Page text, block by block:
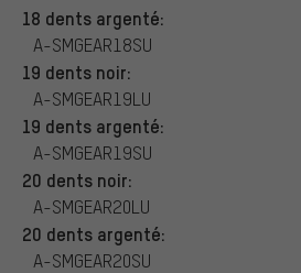
18 dents argenté:
A-SMGEAR18SU
19 dents noir:
A-SMGEAR19LU
19 dents argenté:
A-SMGEAR19SU
20 dents noir:
A-SMGEAR20LU
20 dents argenté:
A-SMGEAR20SU